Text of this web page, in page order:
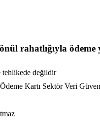
rahatlığıyla ödeme
değildir
Kartı Sektör Veri